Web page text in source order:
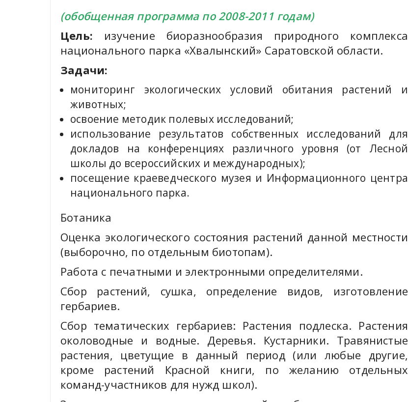
(обобщенная программа по 2008-2011 годам)
Цель: изучение биоразнообразия природного комплекса
национального парка «Хвалынский» Саратовской области.
Задачи:
мониторинг экологических условий обитания растений и
животных;
освоение методик полевых исследований;
использование результатов собственных исследований для
докладов на конференциях различного уровня (от Лесной
школы до всероссийских и международных);
посещение краеведческого музея и Информационного центра
национального парка.
Ботаника
Оценка экологического состояния растений данной местности
(выборочно, по отдельным биотопам).
Работа с печатными и электронными определителями.
Сбор растений, сушка, определение видов, изготовление
гербариев.
Сбор тематических гербариев: Растения подлеска. Растения
околоводные и водные. Деревья. Кустарники. Травянистые
растения, цветущие в данный период (или любые другие,
кроме растений Красной книги, по желанию отдельных
команд-участников для нужд школ).